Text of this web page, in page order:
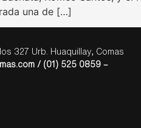
una de […]
327 Urb. Huaquillay, Comas
/ (01) 525 0859 –